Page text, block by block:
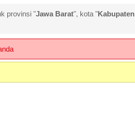
provinsi "Jawa Barat", kota "Kabupaten